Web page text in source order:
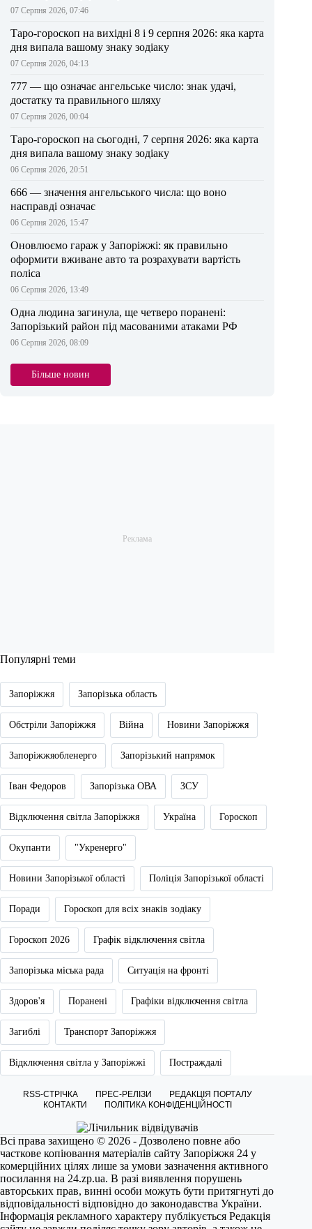
07 Серпня 2026, 07:46
Таро-гороскоп на вихідні 8 і 9 серпня 2026: яка карта
дня випала вашому знаку зодіаку
07 Серпня 2026, 04:13
777 — що означає ангельське число: знак удачі,
достатку та правильного шляху
07 Серпня 2026, 00:04
Таро-гороскоп на сьогодні, 7 серпня 2026: яка карта
дня випала вашому знаку зодіаку
06 Серпня 2026, 20:51
666 — значення ангельського числа: що воно
насправді означає
06 Серпня 2026, 15:47
Оновлюємо гараж у Запоріжжі: як правильно
оформити вживане авто та розрахувати вартість
поліса
06 Серпня 2026, 13:49
Одна людина загинула, ще четверо поранені:
Запорізький район під масованими атаками РФ
06 Серпня 2026, 08:09
Більше новин
Популярні теми
Запоріжжя Запорізька область
Обстріли Запоріжжя Війна Новини Запоріжжя
Запоріжжяобленерго Запорізький напрямок
Іван Федоров Запорізька ОВА ЗСУ
Відключення світла Запоріжжя Україна Гороскоп
Окупанти "Укренерго"
Новини Запорізької області Поліція Запорізької області
Поради Гороскоп для всіх знаків зодіаку
Гороскоп 2026 Графік відключення світла
Запорізька міська рада Ситуація на фронті
Здоров'я Поранені Графіки відключення світла
Загиблі Транспорт Запоріжжя
Відключення світла у Запоріжжі Постраждалі
RSS-СТРІЧКА ПРЕС-РЕЛІЗИ
РЕДАКЦІЯ ПОРТАЛУ
КОНТАКТИ
ПОЛІТИКА КОНФІДЕНЦІЙНОСТІ
Всі права захищено © 2026 - Дозволено повне або
часткове копіювання матеріалів сайту Запоріжжя 24 у
комерційних цілях лише за умови зазначення активного
посилання на 24.zp.ua. В разі виявлення порушень
авторських прав, винні особи можуть бути притягнуті до
відповідальності відповідно до законодавства України.
Інформація рекламного характеру публікується Редакція